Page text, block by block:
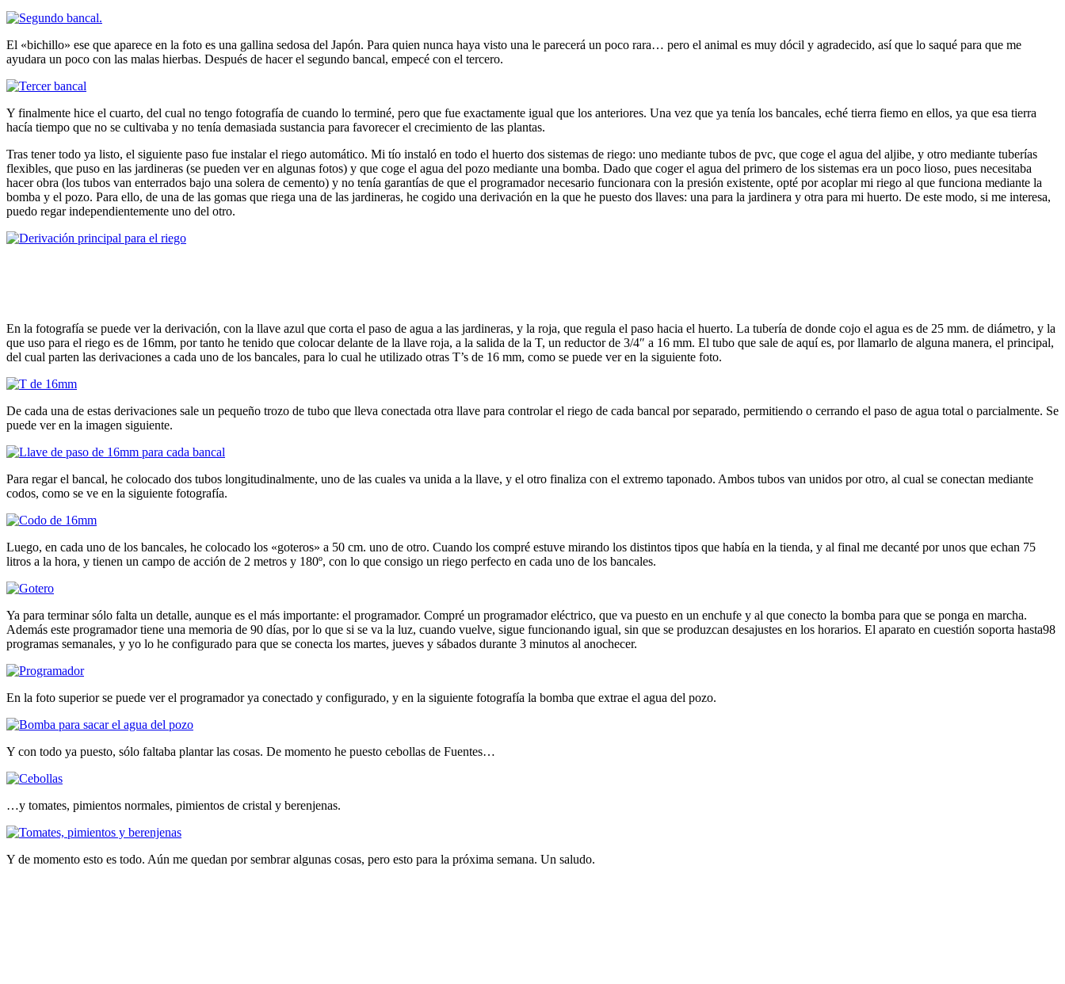
El «bichillo» ese que aparece en la foto es una gallina sedosa del Japón. Para quien nunca haya visto una le parecerá un poco rara… pero el animal es muy dócil y agradecido, así que lo saqué para que me
ayudara un poco con las malas hierbas. Después de hacer el segundo bancal, empecé con el tercero.
Y finalmente hice el cuarto, del cual no tengo fotografía de cuando lo terminé, pero que fue exactamente igual que los anteriores. Una vez que ya tenía los bancales, eché tierra fiemo en ellos, ya que esa tierra
hacía tiempo que no se cultivaba y no tenía demasiada sustancia para favorecer el crecimiento de las plantas.
Tras tener todo ya listo, el siguiente paso fue instalar el riego automático. Mi tío instaló en todo el huerto dos sistemas de riego: uno mediante tubos de pvc, que coge el agua del aljibe, y otro mediante tuberías
flexibles, que puso en las jardineras (se pueden ver en algunas fotos) y que coge el agua del pozo mediante una bomba. Dado que coger el agua del primero de los sistemas era un poco lioso, pues necesitaba
hacer obra (los tubos van enterrados bajo una solera de cemento) y no tenía garantías de que el programador necesario funcionara con la presión existente, opté por acoplar mi riego al que funciona mediante la
bomba y el pozo. Para ello, de una de las gomas que riega una de las jardineras, he cogido una derivación en la que he puesto dos llaves: una para la jardinera y otra para mi huerto. De este modo, si me interesa,
puedo regar independientemente uno del otro.
En la fotografía se puede ver la derivación, con la llave azul que corta el paso de agua a las jardineras, y la roja, que regula el paso hacia el huerto. La tubería de donde cojo el agua es de 25 mm. de diámetro, y la
que uso para el riego es de 16mm, por tanto he tenido que colocar delante de la llave roja, a la salida de la T, un reductor de 3/4″ a 16 mm. El tubo que sale de aquí es, por llamarlo de alguna manera, el principal,
del cual parten las derivaciones a cada uno de los bancales, para lo cual he utilizado otras T’s de 16 mm, como se puede ver en la siguiente foto.
De cada una de estas derivaciones sale un pequeño trozo de tubo que lleva conectada otra llave para controlar el riego de cada bancal por separado, permitiendo o cerrando el paso de agua total o parcialmente. Se
puede ver en la imagen siguiente.
Para regar el bancal, he colocado dos tubos longitudinalmente, uno de las cuales va unida a la llave, y el otro finaliza con el extremo taponado. Ambos tubos van unidos por otro, al cual se conectan mediante
codos, como se ve en la siguiente fotografía.
Luego, en cada uno de los bancales, he colocado los «goteros» a 50 cm. uno de otro. Cuando los compré estuve mirando los distintos tipos que había en la tienda, y al final me decanté por unos que echan 75
litros a la hora, y tienen un campo de acción de 2 metros y 180º, con lo que consigo un riego perfecto en cada uno de los bancales.
Ya para terminar sólo falta un detalle, aunque es el más importante: el programador. Compré un programador eléctrico, que va puesto en un enchufe y al que conecto la bomba para que se ponga en marcha.
Además este programador tiene una memoria de 90 días, por lo que si se va la luz, cuando vuelve, sigue funcionando igual, sin que se produzcan desajustes en los horarios. El aparato en cuestión soporta hasta98
programas semanales, y yo lo he configurado para que se conecta los martes, jueves y sábados durante 3 minutos al anochecer.
En la foto superior se puede ver el programador ya conectado y configurado, y en la siguiente fotografía la bomba que extrae el agua del pozo.
Y con todo ya puesto, sólo faltaba plantar las cosas. De momento he puesto cebollas de Fuentes…
…y tomates, pimientos normales, pimientos de cristal y berenjenas.
Y de momento esto es todo. Aún me quedan por sembrar algunas cosas, pero esto para la próxima semana. Un saludo.